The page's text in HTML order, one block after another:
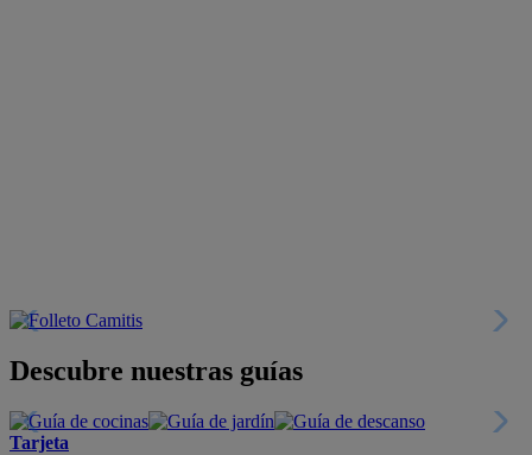
Descubre nuestras guías
Tarjeta